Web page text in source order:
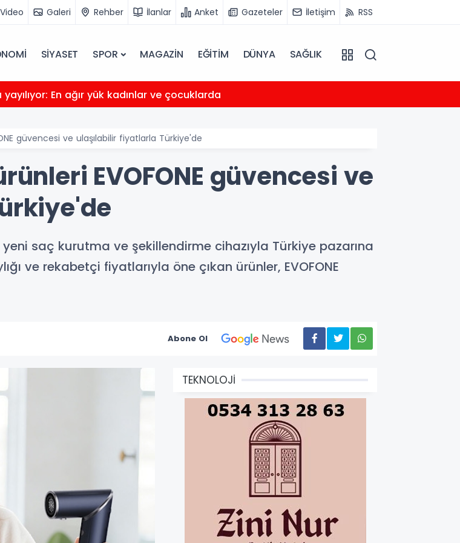
Video Galeri Rehber İlanlar Anket Gazeteler İletişim RSS
SİYASET SPOR MAGAZİN EĞİTİM DÜNYA SAĞLIK
yayılıyor: En ağır yük kadınlar ve çocuklarda
güvencesi ve ulaşılabilir fiyatlarla Türkiye'de
EVOFONE güvencesi ve
saç kurutma ve şekillendirme cihazıyla Türkiye pazarına
ve rekabetçi fiyatlarıyla öne çıkan ürünler, EVOFONE
Abone Ol
TEKNOLOJİ